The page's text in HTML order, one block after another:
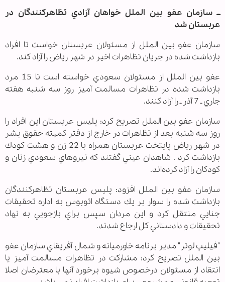
ــ سازمان عفو بين الملل خواهان آزادي تظاهركنندگان در
عربستان شد
سازمان عفو بين الملل از مسئولان عربستان خواست تا افراد
بازداشت شده در جريان تظاهرات اخير در شهر رياض را آزاد كند.
عفو بين الملل از مسئولان سعودي خواسته است تا 15 مرد
بازداشت شده در تظاهرات مسالمت آميز روز سه شنبه هفته
جاري ـ 7 آذر ـ را آزاد كنند.
سازمان عفو بين الملل تصريح كرد: پليس عربستان اين افراد را
روز سه شنبه بعد از تظاهرات در خارج از دفتر كميته حقوق بشر
در شهر رياض پايتخت عربستان همراه با 22 زن و هشت كودك
بازداشت كرد . شاهدان عيني گفتند كه نيروهاي سعودي زنان و
كودكان را آزاد كرده‌اند.
سازمان عفو بين الملل افزود: پليس عربستان تظاهركنندگان
بازداشت شده را سوار بر يك دستگاه اتوبوس به اداره تحقيقات
جنايي منتقل كرد و اين مردان سپس براي بازجويي به نهاد
تحقيقات و دادستاني كل ارجاع شدند.
"فيليپ لوتر" مدير برنامه خاورميانه و شمال آفريقاي سازمان عفو
بين الملل تصريح كرد: مشاركت در تظاهرات مسالمت آميز يا
انتقاد از مسئولان درخصوص شيوه برخورد آنها با معترضان اصلا